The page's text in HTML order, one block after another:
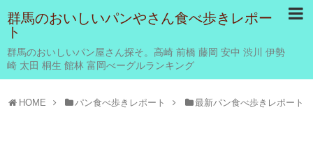
群馬のおいしいパンやさん食べ歩きレポー
ト
群馬のおいしいパン屋さん探そ。高崎 前橋 藤岡 安中 渋川 伊勢
崎 太田 桐生 館林 富岡べーグルランキング
HOME パン食べ歩きレポート 最新パン食べ歩きレポート